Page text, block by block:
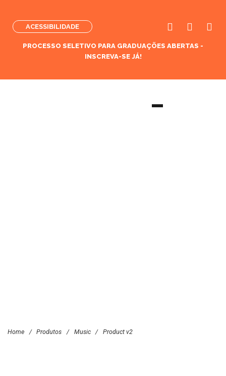
ACESSIBILIDADE
PROCESSO SELETIVO PARA GRADUAÇÕES ABERTAS -
INSCREVA-SE JÁ!
Home / Produtos / Music / Product v2